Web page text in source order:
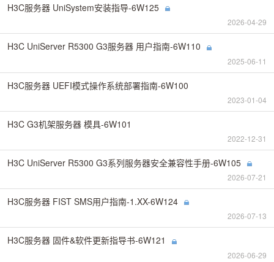
H3C服务器 UniSystem安装指导-6W125
2026-04-29
H3C UniServer R5300 G3服务器 用户指南-6W110
2025-06-11
H3C服务器 UEFI模式操作系统部署指南-6W100
2023-01-04
H3C G3机架服务器 模具-6W101
2022-12-31
H3C UniServer R5300 G3系列服务器安全兼容性手册-6W105
2026-07-21
H3C服务器 FIST SMS用户指南-1.XX-6W124
2026-07-13
H3C服务器 固件&软件更新指导书-6W121
2026-06-29